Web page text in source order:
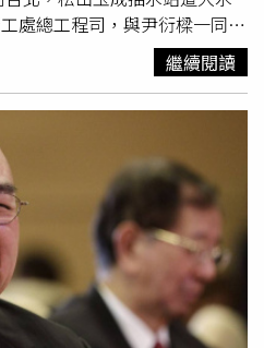
處總工程司，與尹衍樑一同前
場逐一查看。李四川說，當時
示「玉成抽水站交給我，我來
。雖然最後工程仍由政府執
提供設計圖並出資協助。他感
都要跟政府搶著做，只要是好
川發文悼念尹衍樑，形容對方
黃耀徵攝）李四川也分享，過
在清晨於松山機場巧遇尹衍
署立醫院事務後，便立即主動
不管出錢出力，只要能改善都
的大愛 從來不是說出口，而是
私，用行動守護公益、守護公
繼續閱讀